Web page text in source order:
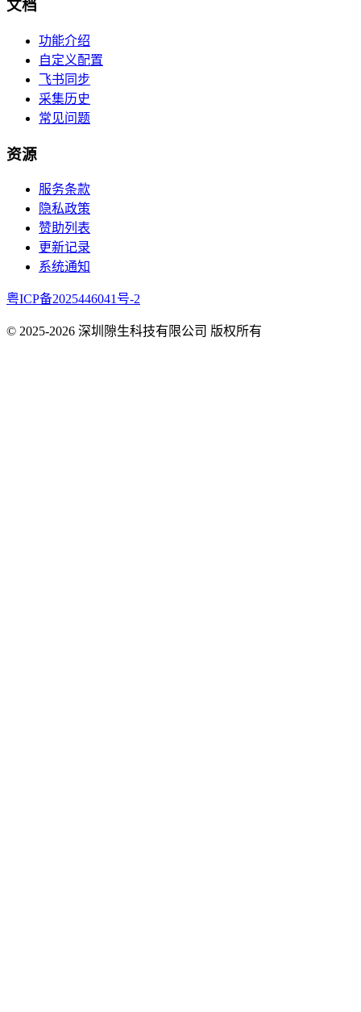
文档
功能介绍
自定义配置
飞书同步
采集历史
常见问题
资源
服务条款
隐私政策
赞助列表
更新记录
系统通知
粤ICP备2025446041号-2
© 2025-2026 深圳隙生科技有限公司 版权所有